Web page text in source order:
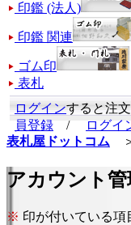
印鑑 (法人)
印鑑 関連
ゴム印
表札
ログインすると注
員登録 /
ログイ
表札屋ドットコム
アカウント管
※ 印が付いている項